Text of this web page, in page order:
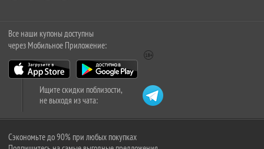
Все наши купоны доступны
через Мобильное Приложение:
Ищите скидки поблизости,
не выходя из чата:
Сэкономьте до 90% при любых покупках